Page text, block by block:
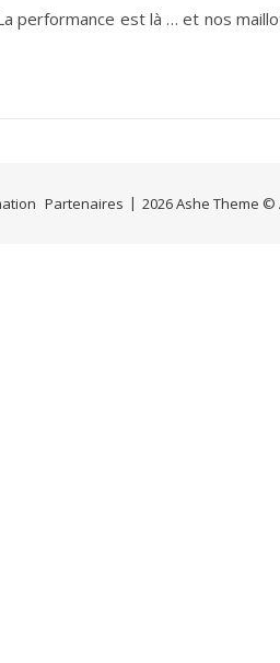
performance est là … et nos
2026 Ashe Theme ©
Partenaires